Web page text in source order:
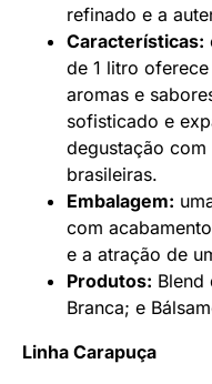
refinado e a
Características:
de 1 litro
aromas e
sofisticado e
degustação
brasileiras.
Embalagem:
com
e a atração de
Produtos: Blend
Branca; e
Linha Carapuça